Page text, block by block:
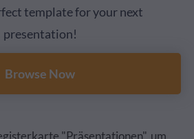
template for your next
presentation!
Browse Now
"Präsentationen", um